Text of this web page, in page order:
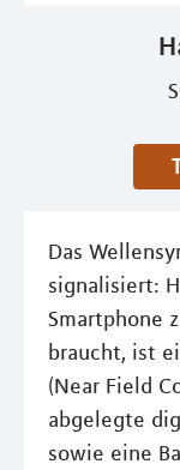
Das
signalisiert:
Smartphone
braucht, ist
(Near Field
abgelegte
sowie eine